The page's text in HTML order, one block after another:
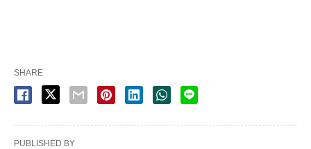
SHARE
PUBLISHED BY